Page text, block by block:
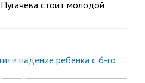
стоит молодой